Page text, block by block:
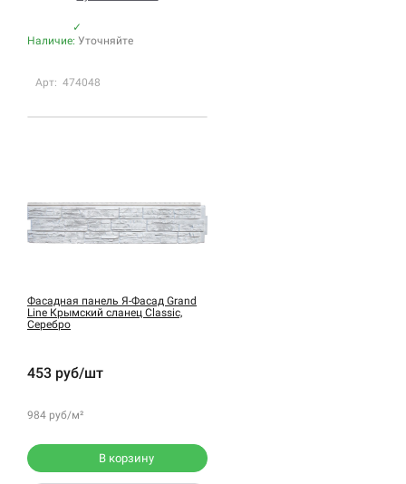
✓
Наличие: Уточняйте
Арт: 474048
Фасадная панель Я-Фасад Grand
Line Крымский сланец Classic,
Серебро
453 руб/шт
984 руб/м²
В корзину